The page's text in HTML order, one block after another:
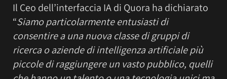
Il Ceo dell’interfaccia IA di Quora ha dichiarato
“Siamo particolarmente entusiasti di
consentire a una nuova classe di gruppi di
ricerca o aziende di intelligenza artificiale più
piccole di raggiungere un vasto pubblico, quelli